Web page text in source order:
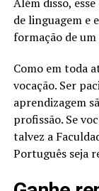
de linguagem e
formação de
Como em toda
vocação. Ser
aprendizagem
profissão. Se
talvez a
Português seja